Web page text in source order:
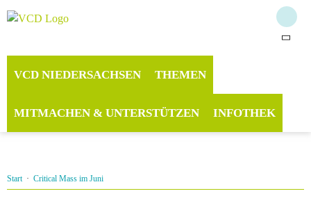
VCD NIEDERSACHSEN THEMEN
MITMACHEN & UNTERSTÜTZEN INFOTHEK
Start· Critical Mass im Juni